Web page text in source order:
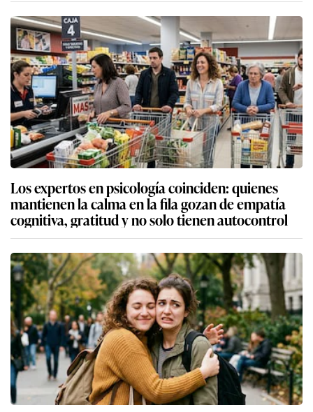
Los expertos en psicología coinciden: quienes
mantienen la calma en la fila gozan de empatía
cognitiva, gratitud y no solo tienen autocontrol